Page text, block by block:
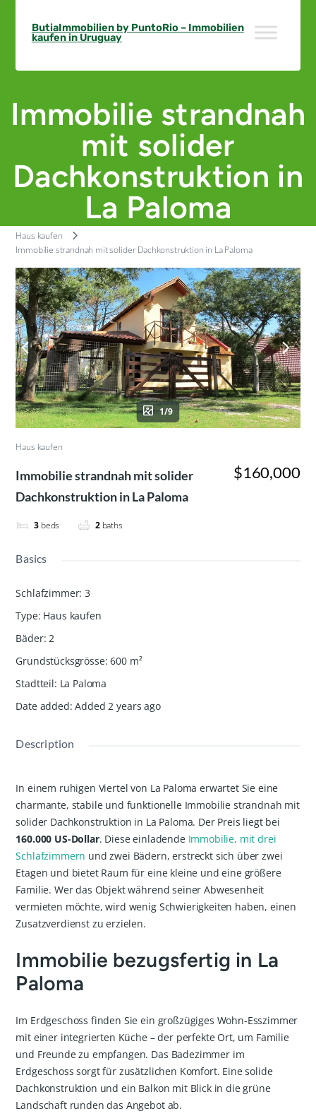
content
ButiaImmobilien by PuntoRio – Immobilien
kaufen in Uruguay
Immobilie strandnah
mit solider
Dachkonstruktion in
La Paloma
Haus kaufen
Immobilie strandnah mit solider Dachkonstruktion in La Paloma
1/9
Haus kaufen
Immobilie strandnah mit solider
Dachkonstruktion in La Paloma
3 beds 2 baths
$160,000
Basics
Schlafzimmer: 3
Type: Haus kaufen
Bäder: 2
Grundstücksgrösse: 600 m²
Stadtteil: La Paloma
Date added: Added 2 years ago
Description
In einem ruhigen Viertel von La Paloma erwartet Sie eine
charmante, stabile und funktionelle Immobilie strandnah mit
solider Dachkonstruktion in La Paloma. Der Preis liegt bei
160.000 US-Dollar. Diese einladende Immobilie, mit drei
Schlafzimmern und zwei Bädern, erstreckt sich über zwei
Etagen und bietet Raum für eine kleine und eine größere
Familie. Wer das Objekt während seiner Abwesenheit
vermieten möchte, wird wenig Schwierigkeiten haben, einen
Zusatzverdienst zu erzielen.
Immobilie bezugsfertig in La
Paloma
Im Erdgeschoss finden Sie ein großzügiges Wohn-Esszimmer
mit einer integrierten Küche – der perfekte Ort, um Familie
und Freunde zu empfangen. Das Badezimmer im
Erdgeschoss sorgt für zusätzlichen Komfort. Eine solide
Dachkonstruktion und ein Balkon mit Blick in die grüne
Landschaft runden das Angebot ab.